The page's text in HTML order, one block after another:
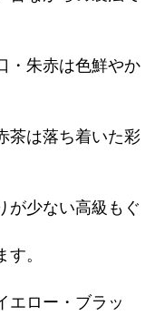
・朱赤は色鮮やか
茶は落ち着いた彩
が少ない高級もぐ
。
エロー・ブラッ